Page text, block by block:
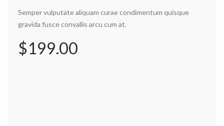
Semper vulputate aliquam curae condimentum quisque
gravida fusce convallis arcu cum at.
$199.00